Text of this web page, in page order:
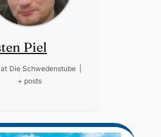
Piel
at Die Schwedenstube
+ posts